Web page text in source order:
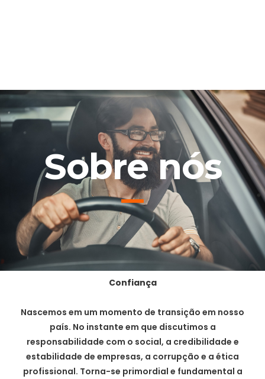
Sobre nós
Confiança
Nascemos em um momento de transição em nosso
país. No instante em que discutimos a
responsabilidade com o social, a credibilidade e
estabilidade de empresas, a corrupção e a ética
profissional. Torna-se primordial e fundamental a